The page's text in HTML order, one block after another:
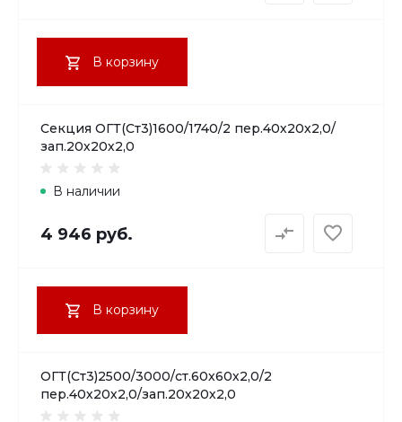
В корзину
Секция ОГТ(Ст3)1600/1740/2 пер.40х20х2,0/
зап.20х20х2,0
В наличии
4 946 руб.
В корзину
ОГТ(Ст3)2500/3000/ст.60х60х2,0/2
пер.40х20х2,0/зап.20х20х2,0